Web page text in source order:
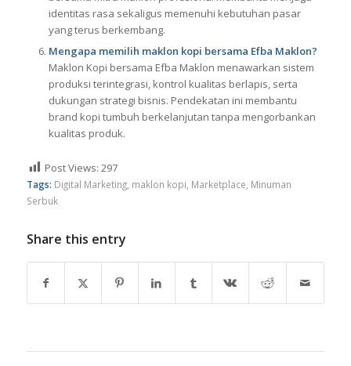
identitas rasa sekaligus memenuhi kebutuhan pasar
yang terus berkembang.
Mengapa memilih maklon kopi bersama Efba Maklon?
Maklon Kopi bersama Efba Maklon menawarkan sistem
produksi terintegrasi, kontrol kualitas berlapis, serta
dukungan strategi bisnis. Pendekatan ini membantu
brand kopi tumbuh berkelanjutan tanpa mengorbankan
kualitas produk.
Post Views: 297
Tags: Digital Marketing, maklon kopi, Marketplace, Minuman
Serbuk
Share this entry